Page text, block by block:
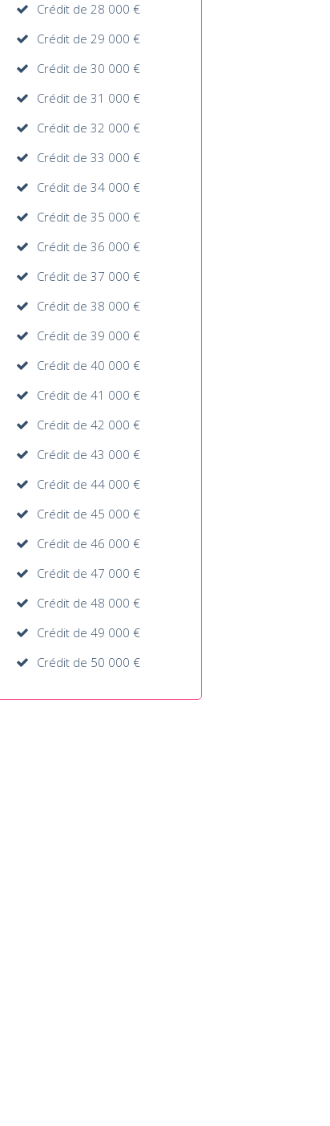
Crédit de 28 000 €
Crédit de 29 000 €
Crédit de 30 000 €
Crédit de 31 000 €
Crédit de 32 000 €
Crédit de 33 000 €
Crédit de 34 000 €
Crédit de 35 000 €
Crédit de 36 000 €
Crédit de 37 000 €
Crédit de 38 000 €
Crédit de 39 000 €
Crédit de 40 000 €
Crédit de 41 000 €
Crédit de 42 000 €
Crédit de 43 000 €
Crédit de 44 000 €
Crédit de 45 000 €
Crédit de 46 000 €
Crédit de 47 000 €
Crédit de 48 000 €
Crédit de 49 000 €
Crédit de 50 000 €